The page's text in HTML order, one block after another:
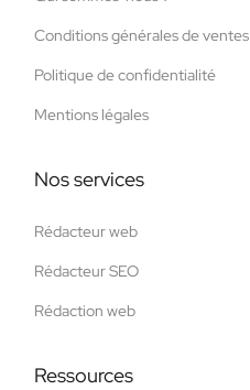
Conditions générales de ventes
Politique de confidentialité
Mentions légales
Nos services
Rédacteur web
Rédacteur SEO
Rédaction web
Ressources